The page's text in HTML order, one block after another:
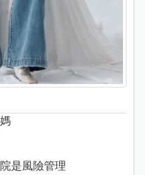
是風險管理